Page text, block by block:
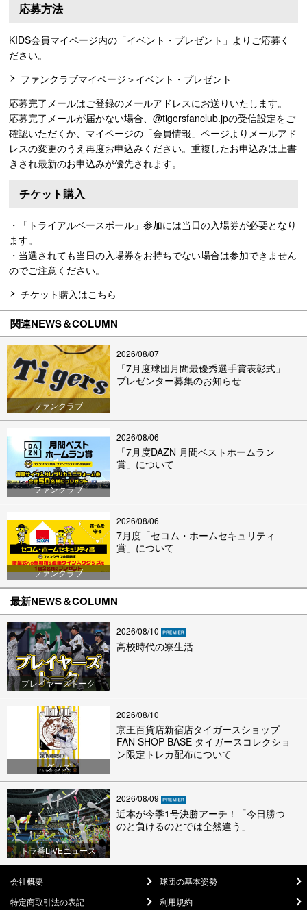
応募方法
KIDS会員マイページ内の「イベント・プレゼント」よりご応募く
ださい。
ファンクラブマイページ＞イベント・プレゼント
応募完了メールはご登録のメールアドレスにお送りいたします。
応募完了メールが届かない場合、@tigersfanclub.jpの受信設定をご
確認いただくか、マイページの「会員情報」ページよりメールアド
レスの変更のうえ再度お申込みください。重複したお申込みは上書
きされ最新のお申込みが優先されます。
チケット購入
・「トライアルベースボール」参加には当日の入場券が必要となり
ます。
・当選されても当日の入場券をお持ちでない場合は参加できません
のでご注意ください。
チケット購入はこちら
関連NEWS＆COLUMN
ファンクラブ
2026/08/07
「7月度球団月間最優秀選手賞表彰式」
プレゼンター募集のお知らせ
ファンクラブ
2026/08/06
「7月度DAZN 月間ベストホームラン
賞」について
ファンクラブ
2026/08/06
7月度「セコム・ホームセキュリティ
賞」について
最新NEWS＆COLUMN
プレイヤーズトーク
2026/08/10
高校時代の寮生活
グッズ
2026/08/10
京王百貨店新宿店タイガースショップ
FAN SHOP BASE タイガースコレクショ
ン限定トレカ配布について
トラ番LIVEニュース
2026/08/09
近本が今季1号決勝アーチ！「今日勝つ
のと負けるのとでは全然違う」
会社概要
球団の基本姿勢
特定商取引法の表記
利用規約